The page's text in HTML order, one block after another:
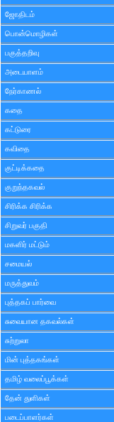
ஜோதிடம்
பொன்மொழிகள்
பகுத்தறிவு
அடையாளம்
நேர்காணல்
கதை
கட்டுரை
கவிதை
குட்டிக்கதை
குறுந்தகவல்
சிரிக்க சிரிக்க
சிறுவர் பகுதி
மகளிர் மட்டும்
சமையல்
மருத்துவம்
புத்தகப் பார்வை
சுவையான தகவல்கள்
சுற்றுலா
மின் புத்தகங்கள்
தமிழ் வலைப்பூக்கள்
தேன் துளிகள்
படைப்பாளர்கள்